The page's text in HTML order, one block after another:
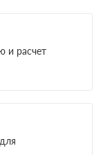
и расчет